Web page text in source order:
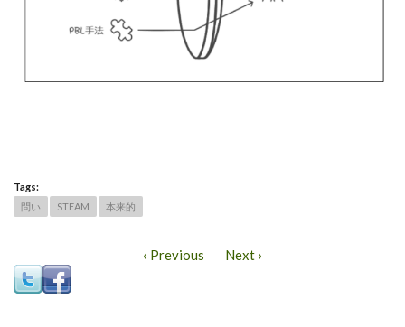
Tags:
問い
STEAM 本来的
‹ Previous Next ›